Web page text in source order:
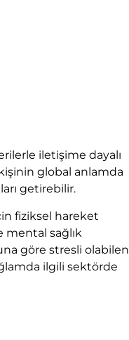
iletişime dayalı
global anlamda
getirebilir.
fiziksel hareket
mental sağlık
göre stresli olabilen
ilgili sektörde